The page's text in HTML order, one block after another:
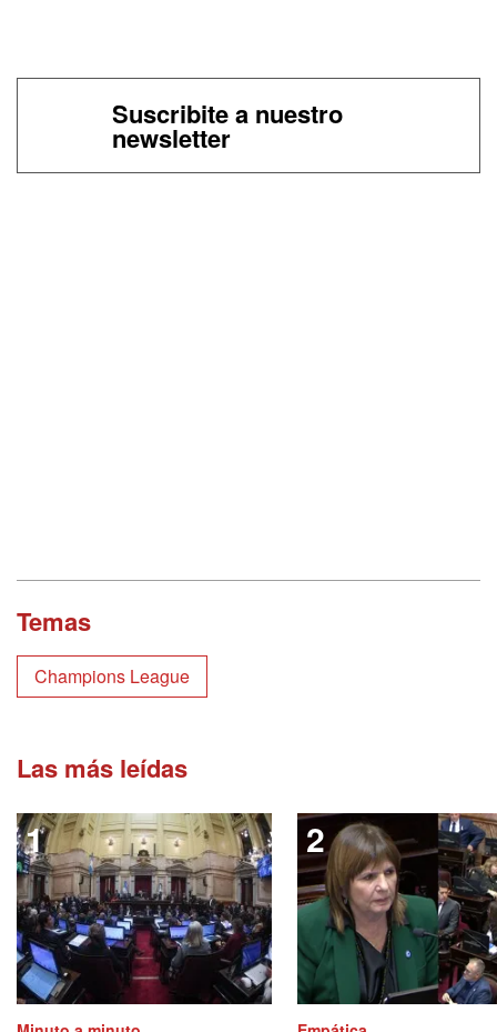
Suscribite a nuestro
newsletter
Temas
Champions League
Las más leídas